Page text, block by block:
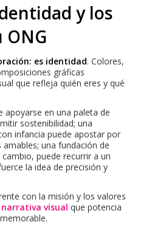
y los
ONG
es identidad. Colores,
gráficas
que refleja quién eres y qué
apoyarse en una paleta de
sostenibilidad; una
infancia puede apostar por
una fundación de
puede recurrir a un
la idea de precisión y
con la misión y los valores
narrativa visual que potencia